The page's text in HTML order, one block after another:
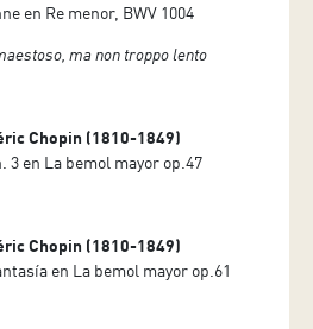
en Re menor, BWV 1004
ma non troppo lento
Chopin (1810-1849)
3 en La bemol mayor op.47
ric Chopin (1810-1849)
en La bemol mayor op.61